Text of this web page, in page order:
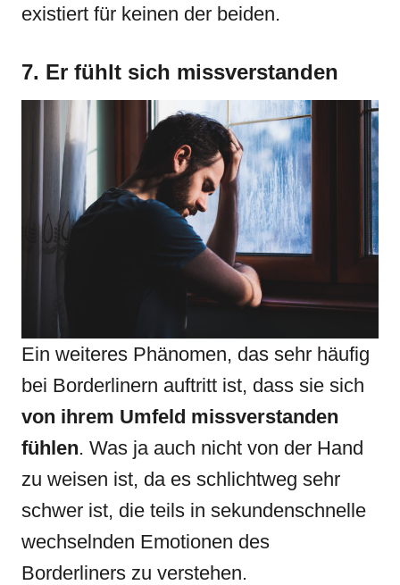
existiert für keinen der beiden.
7. Er fühlt sich missverstanden
Ein weiteres Phänomen, das sehr häufig
bei Borderlinern auftritt ist, dass sie sich
von ihrem Umfeld missverstanden
fühlen. Was ja auch nicht von der Hand
zu weisen ist, da es schlichtweg sehr
schwer ist, die teils in sekundenschnelle
wechselnden Emotionen des
Borderliners zu verstehen.